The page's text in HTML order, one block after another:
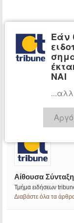
Αίθουσα
Τμήμα ειδήσεων
Διαβάστε όλα τα
Εάν
ΝΑΙ